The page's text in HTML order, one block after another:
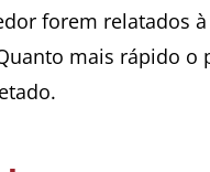
forem relatados
mais rápido